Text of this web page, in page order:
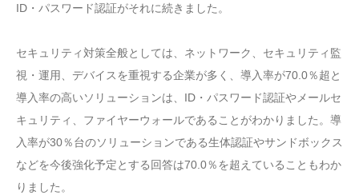
ID・パスワード認証がそれに続きました。
セキュリティ対策全般としては、ネットワーク、セキュリティ監
視・運用、デバイスを重視する企業が多く、導入率が70.0％超と
導入率の高いソリューションは、ID・パスワード認証やメールセ
キュリティ、ファイヤーウォールであることがわかりました。導
入率が30％台のソリューションである生体認証やサンドボックス
などを今後強化予定とする回答は70.0％を超えていることもわか
りました。